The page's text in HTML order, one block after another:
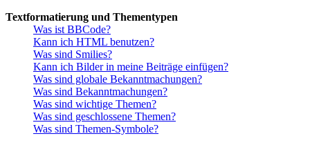
Textformatierung und Thementypen
Was ist BBCode?
Kann ich HTML benutzen?
Was sind Smilies?
Kann ich Bilder in meine Beiträge einfügen?
Was sind globale Bekanntmachungen?
Was sind Bekanntmachungen?
Was sind wichtige Themen?
Was sind geschlossene Themen?
Was sind Themen-Symbole?